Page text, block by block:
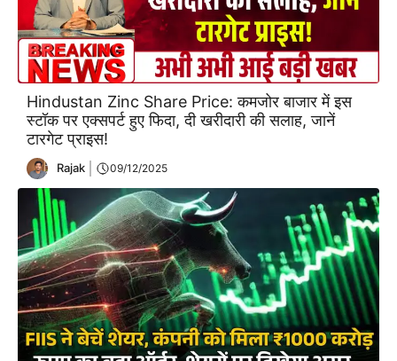
Hindustan Zinc Share Price: कमजोर बाजार में इस
स्टॉक पर एक्सपर्ट हुए फिदा, दी खरीदारी की सलाह, जानें
टारगेट प्राइस!
Rajak 09/12/2025